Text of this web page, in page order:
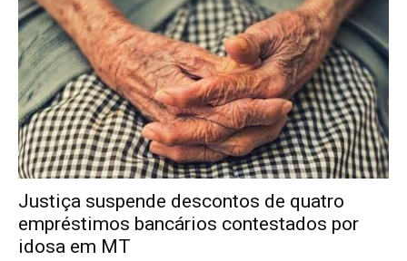
Justiça suspende descontos de quatro
empréstimos bancários contestados por
idosa em MT